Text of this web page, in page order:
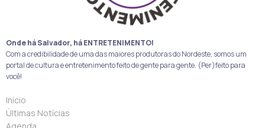
Onde há Salvador, há ENTRETENIMENTO!
Com a credibilidade de uma das maiores produtoras do Nordeste, somos um
portal de cultura e entretenimento feito de gente para gente. (Per)feito para
você!
Início
Últimas Notícias